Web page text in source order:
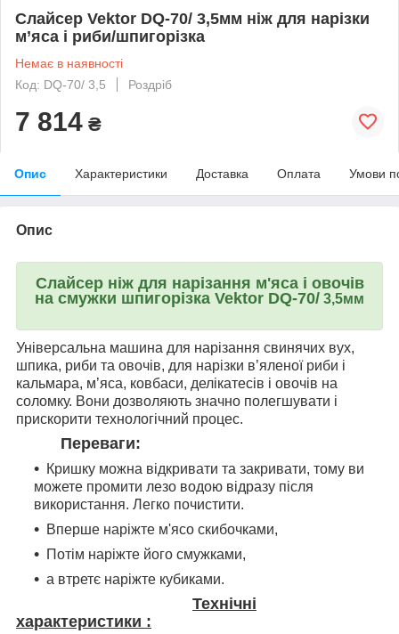
Слайсер Vektor DQ-70/ 3,5мм ніж для нарізки
м’яса і риби/шпигорізка
Немає в наявності
Код: DQ-70/ 3,5
Роздріб
7 814 ₴
Опис Характеристики Доставка Оплата Умови
Опис
Слайсер ніж для нарізання м'яса і овочів
на смужки шпигорізка Vektor DQ-70/ 3,5мм
Універсальна машина для нарізання свинячих вух,
шпика, риби та овочів, для нарізки в’яленої риби і
кальмара, м’яса, ковбаси, делікатесів і овочів на
соломку. Вони дозволяють значно полегшувати і
прискорити технологічний процес.
Переваги:
Кришку можна відкривати та закривати, тому ви
можете промити лезо водою відразу після
використання. Легко почистити.
Вперше наріжте м'ясо скибочками,
Потім наріжте його смужками,
а втретє наріжте кубиками.
Технічні
характеристики :